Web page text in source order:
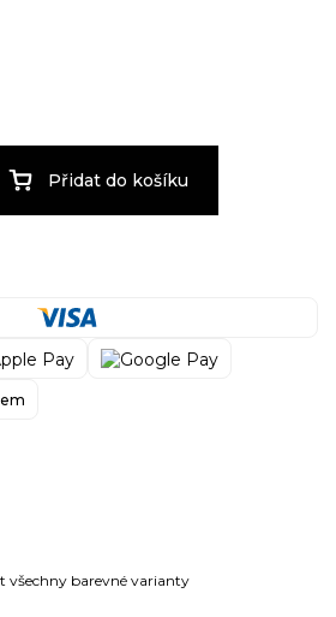
Přidat do košíku
všechny barevné varianty